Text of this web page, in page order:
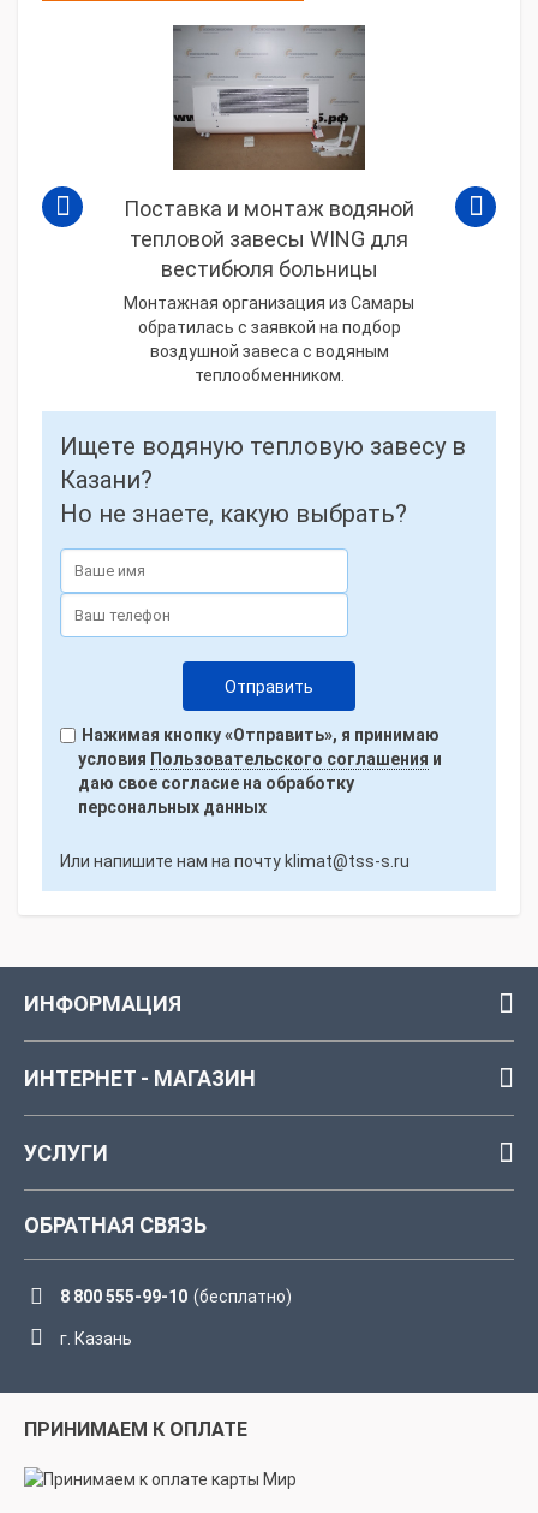
Поставка и монтаж водяной
тепловой завесы WING для
вестибюля больницы
Монтажная организация из Самары
обратилась с заявкой на подбор
воздушной завеса c водяным
теплообменником.
Ищете водяную тепловую завесу в
Казани?
Но не знаете, какую выбрать?
Нажимая кнопку «Отправить», я принимаю
условия Пользовательского соглашения и
даю свое согласие на обработку
персональных данных
Или напишите нам на почту klimat@tss-s.ru
ИНФОРМАЦИЯ
ИНТЕРНЕТ - МАГАЗИН
УСЛУГИ
ОБРАТНАЯ СВЯЗЬ
8 800 555-99-10 (бесплатно)
г. Казань
ПРИНИМАЕМ К ОПЛАТЕ